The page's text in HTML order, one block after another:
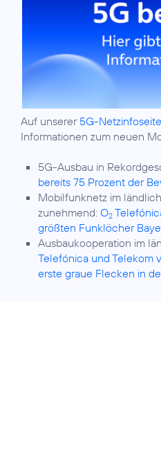
Auf unserer 5G-Netzinfoseite
Informationen zum neuen
5G-Ausbau in
bereits 75 Prozent der
Mobilfunknetz im
zunehmend: O2
größten Funklöcher
Ausbaukooperation im
Telefónica und Telekom
erste graue Flecken in